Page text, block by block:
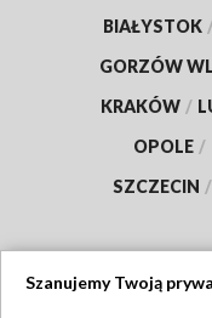
BIAŁYSTOK
GORZÓW
KRAKÓW /
OPOLE /
SZCZECIN /
Szanujemy Twoją